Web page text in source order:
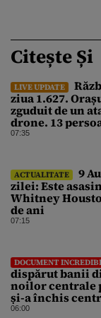
Citește Și
LIVE UPDATE
ziua 1.627.
zguduit de un
drone. 13
și mai multe
07:35
ACTUALITATE
9
zilei: Este
Whitney
de ani
07:15
DOCUMENT
dispărut banii
noilor centrale
și-a închis
în ritm galopant,
06:00